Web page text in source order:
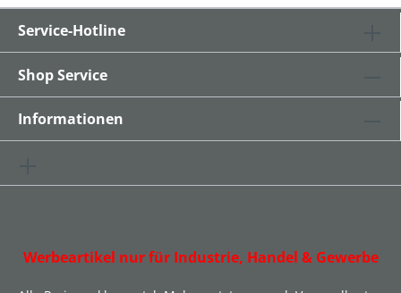
Service-Hotline
Shop Service
Informationen
Werbeartikel nur für Industrie, Handel & Gewerbe